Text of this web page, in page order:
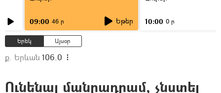
09:00 46 ր Եթեր 10:00 0 ր
Երեկ Այսօր
ք. Երևան 106.0
Ունենալ մանրադրամ, չնստել